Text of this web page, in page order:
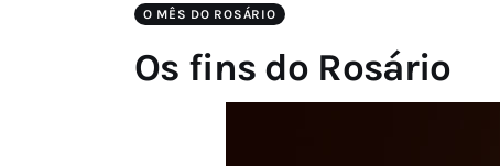
O MÊS DO ROSÁRIO
Os fins do Rosário